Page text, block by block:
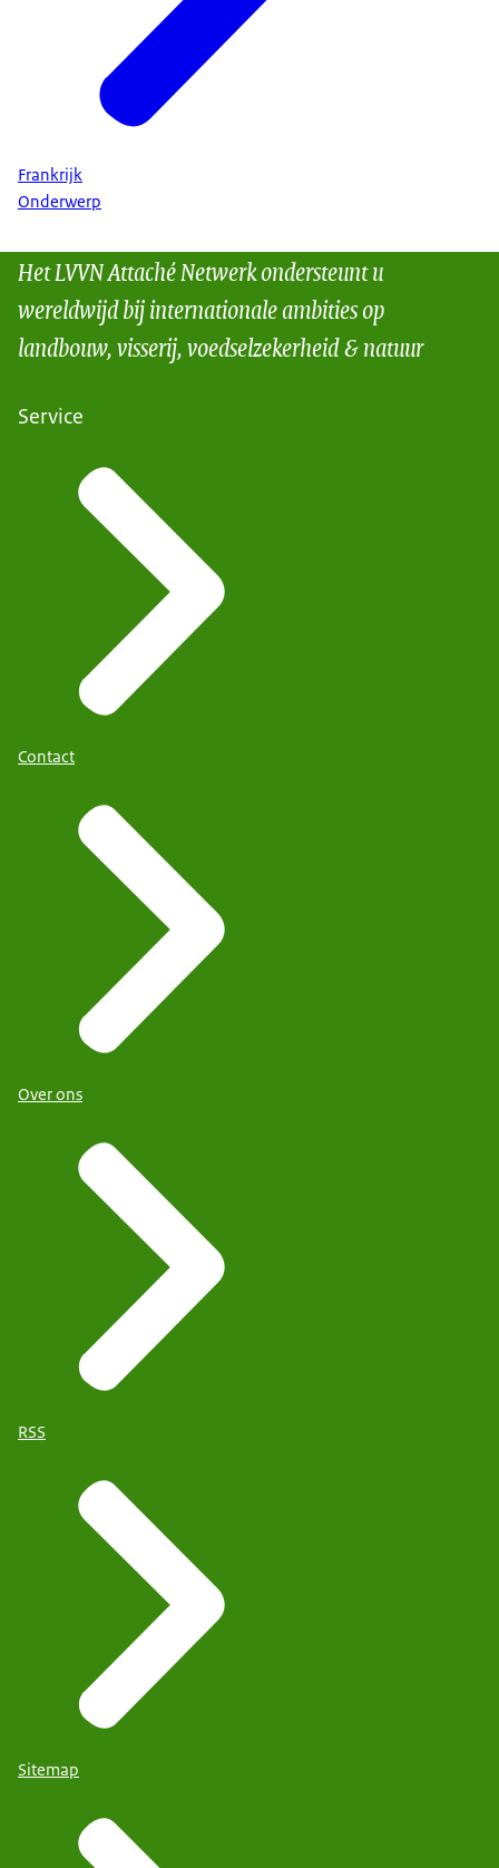
Frankrijk
Onderwerp
Het LVVN Attaché Netwerk ondersteunt u
wereldwijd bij internationale ambities op
landbouw, visserij, voedselzekerheid & natuur
Service
Contact
Over ons
RSS
Sitemap